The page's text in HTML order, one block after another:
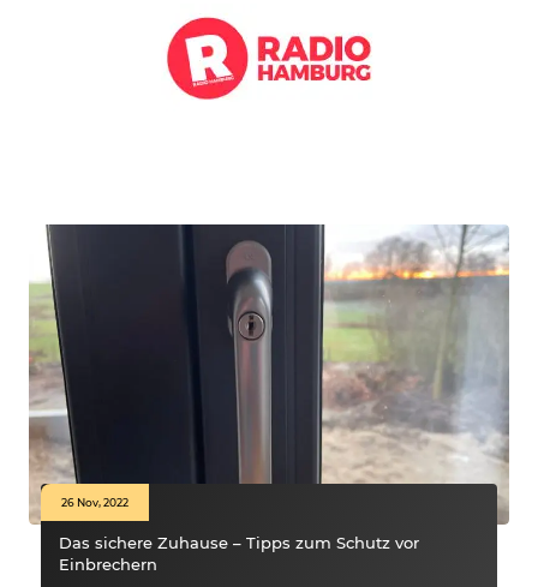
26 Nov, 2022
Das sichere Zuhause – Tipps zum Schutz vor
Einbrechern